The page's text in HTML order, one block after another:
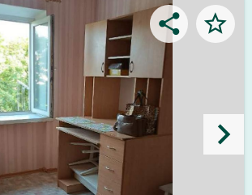
share star_border
keyboard_arrow_right